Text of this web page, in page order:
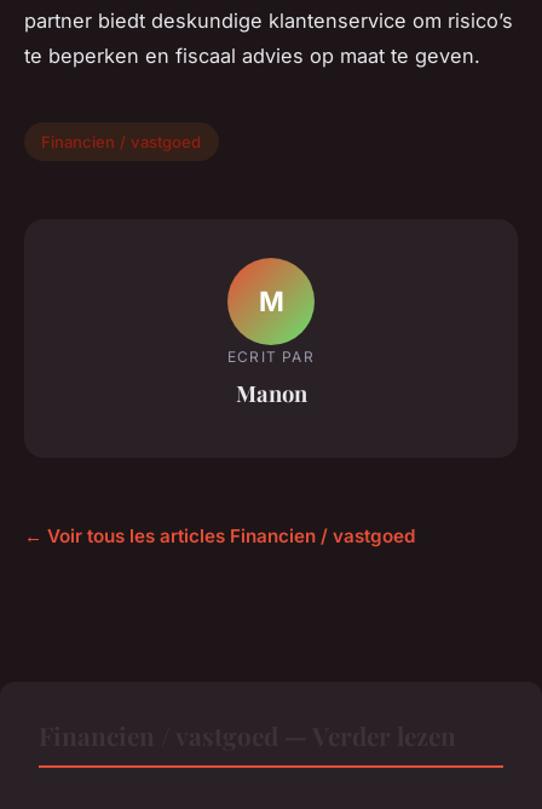
partner biedt deskundige klantenservice om risico’s
te beperken en fiscaal advies op maat te geven.
Financien / vastgoed
M
ECRIT PAR
Manon
← Voir tous les articles Financien / vastgoed